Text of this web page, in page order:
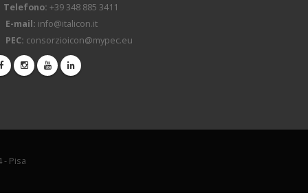
Telefono: +39 348 885 3411
E-mail: info@italicon.it
PEC: consorzioicon@mypec.eu
- Pisa